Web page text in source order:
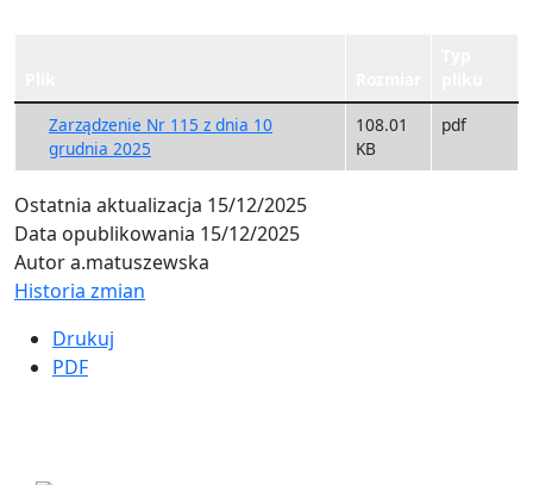
Zarządzenie Nr 115 z dnia 10
grudnia 2025
108.01
KB
pdf
Ostatnia aktualizacja 15/12/2025
Data opublikowania 15/12/2025
Autora.matuszewska
Historia zmian
Drukuj
PDF